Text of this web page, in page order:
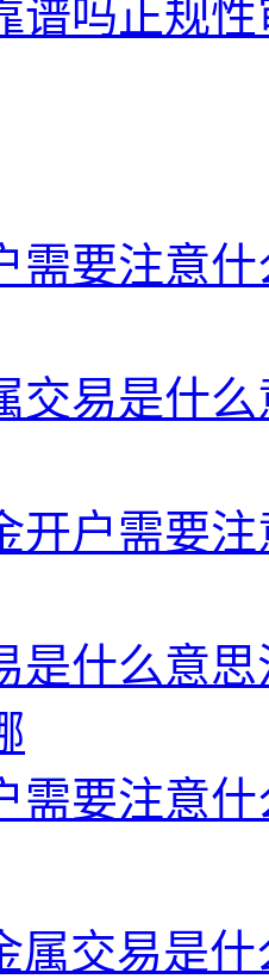
谱吗正规
需要注意
交易是什
开户需要
是什么意
需要注意
属交易是